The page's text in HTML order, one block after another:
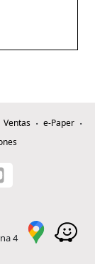
Ventas
e-Paper
4